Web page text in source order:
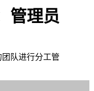
管理员
队进行分工管